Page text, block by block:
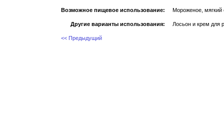
Возможное пищевое использование: Мороженое, мягкий
Другие варианты использования: Лосьон и крем для
<< Предыдущий